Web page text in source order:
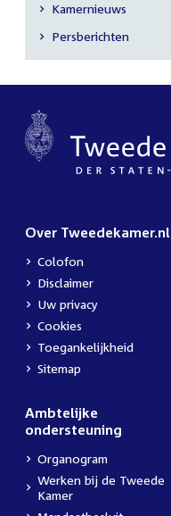
Secundaire
navigatie
Kamernieuws
Persberichten
Over Tweedekamer.nl
Colofon
Disclaimer
Uw privacy
Cookies
Toegankelijkheid
Sitemap
Ambtelijke
ondersteuning
Organogram
Werken bij de Tweede
Kamer